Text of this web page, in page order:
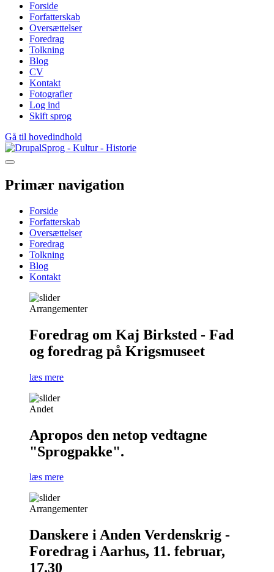
Forside
Forfatterskab
Oversættelser
Foredrag
Tolkning
Blog
CV
Kontakt
Fotografier
Log ind
Skift sprog
Gå til hovedindhold
Sprog - Kultur - Historie
Primær navigation
Forside
Forfatterskab
Oversættelser
Foredrag
Tolkning
Blog
Kontakt
Arrangementer
Foredrag om Kaj Birksted - Fad
og foredrag på Krigsmuseet
læs mere
Andet
Apropos den netop vedtagne
"Sprogpakke".
læs mere
Arrangementer
Danskere i Anden Verdenskrig -
Foredrag i Aarhus, 11. februar,
17.30